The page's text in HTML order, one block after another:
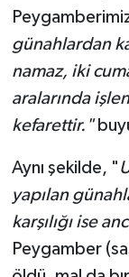
günahlardan
namaz, iki
aralarında
kefarettir."
Aynı şekilde, "
yapılan
karşılığı ise
Peygamber